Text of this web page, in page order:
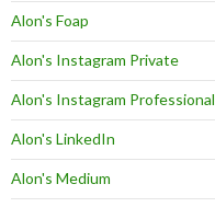
Alon's Foap
Alon's Instagram Private
Alon's Instagram Professional
Alon's LinkedIn
Alon's Medium